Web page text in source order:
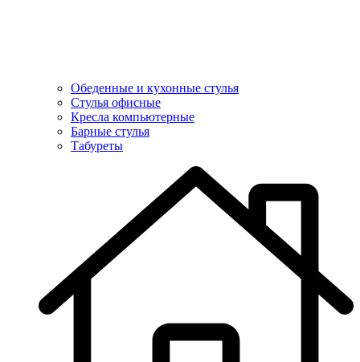
Обеденные и кухонные стулья
Стулья офисные
Кресла компьютерные
Барные стулья
Табуреты